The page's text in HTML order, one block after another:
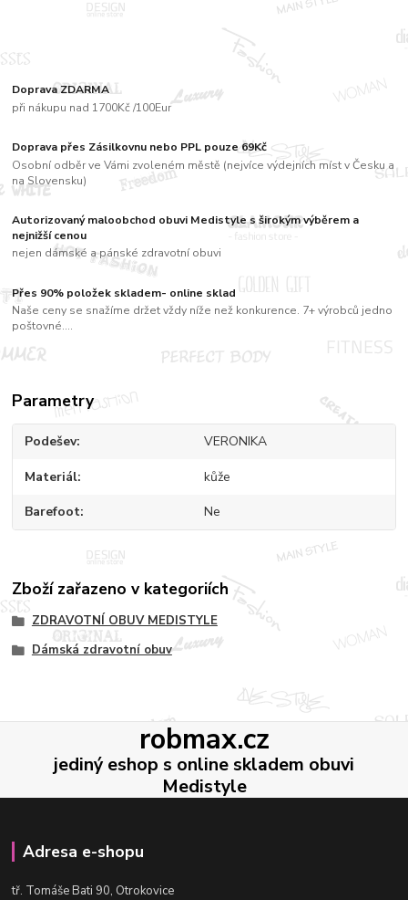
Doprava ZDARMA
při nákupu nad 1700Kč /100Eur
Doprava přes Zásilkovnu nebo PPL pouze 69Kč
Osobní odběr ve Vámi zvoleném městě (nejvíce výdejních míst v Česku a
na Slovensku)
Autorizovaný maloobchod obuvi Medistyle s širokým výběrem a
nejnižší cenou
nejen dámské a pánské zdravotní obuvi
Přes 90% položek skladem- online sklad
Naše ceny se snažíme držet vždy níže než konkurence. 7+ výrobců jedno
poštovné....
Parametry
Podešev VERONIKA
Materiál kůže
Barefoot Ne
Zboží zařazeno v kategoriích
ZDRAVOTNÍ OBUV MEDISTYLE
Dámská zdravotní obuv
robmax.cz
jediný eshop s online skladem obuvi
Medistyle
Adresa e-shopu
tř. Tomáše Bati 90, Otrokovice